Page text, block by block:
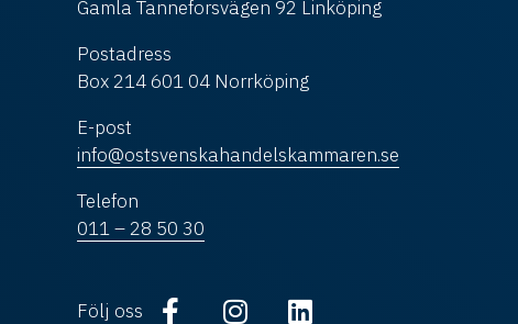
Gamla Tanneforsvägen 92 Linköping
Postadress
Box 214 601 04 Norrköping
E-post
info@ostsvenskahandelskammaren.se
Telefon
011 – 28 50 30
Följ oss